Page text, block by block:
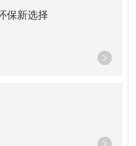
保新选择